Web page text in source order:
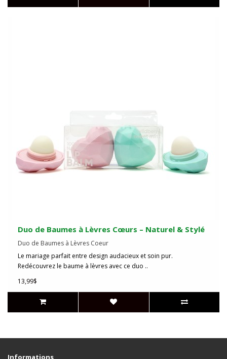
Duo de Baumes à Lèvres Cœurs – Naturel & Stylé
Duo de Baumes à Lèvres Coeur
Le mariage parfait entre design audacieux et soin pur.
Redécouvrez le baume à lèvres avec ce duo ..
13,99$